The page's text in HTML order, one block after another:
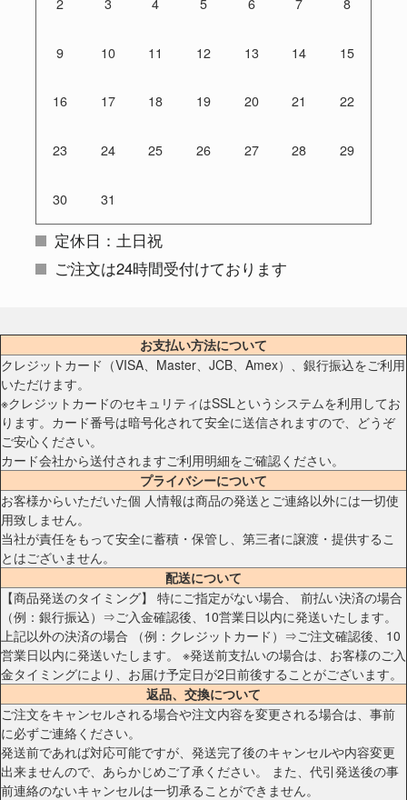
9 10 11 12 13 14 15
16 17 18 19 20 21 22
23 24 25 26 27 28 29
30 31
定休日：土日祝
ご注文は24時間受付けております
お支払い方法について
クレジットカード（VISA、Master、JCB、Amex）、銀行振込をご利用
いただけます。
※クレジットカードのセキュリティはSSLというシステムを利用してお
ります。カード番号は暗号化されて安全に送信されますので、どうぞ
ご安心ください。
カード会社から送付されますご利用明細をご確認ください。
プライバシーについて
お客様からいただいた個 人情報は商品の発送とご連絡以外には一切使
用致しません。
当社が責任をもって安全に蓄積・保管し、第三者に譲渡・提供するこ
とはございません。
配送について
【商品発送のタイミング】 特にご指定がない場合、 前払い決済の場合
（例：銀行振込）⇒ご入金確認後、10営業日以内に発送いたします。
上記以外の決済の場合 （例：クレジットカード）⇒ご注文確認後、10
営業日以内に発送いたします。 ※発送前支払いの場合は、お客様のご入
金タイミングにより、お届け予定日が2日前後することがございます。
返品、交換について
ご注文をキャンセルされる場合や注文内容を変更される場合は、事前
に必ずご連絡ください。
発送前であれば対応可能ですが、発送完了後のキャンセルや内容変更
出来ませんので、あらかじめご了承ください。 また、代引発送後の事
前連絡のないキャンセルは一切承ることができません。